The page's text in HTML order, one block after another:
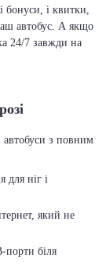
і квитки,
автобус. А якщо
24/7 завжди на
з повним
для ніг і
який не
порти біля